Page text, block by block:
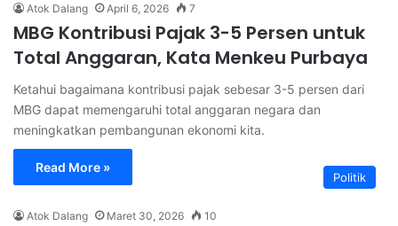
Atok Dalang April 6, 2026 7
MBG Kontribusi Pajak 3-5 Persen untuk
Total Anggaran, Kata Menkeu Purbaya
Ketahui bagaimana kontribusi pajak sebesar 3-5 persen dari
MBG dapat memengaruhi total anggaran negara dan
meningkatkan pembangunan ekonomi kita.
Read More »
Politik
Atok Dalang Maret 30, 2026 10